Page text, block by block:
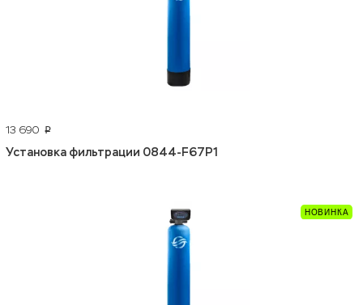
13 690 p
Установка фильтрации 0844-F67P1